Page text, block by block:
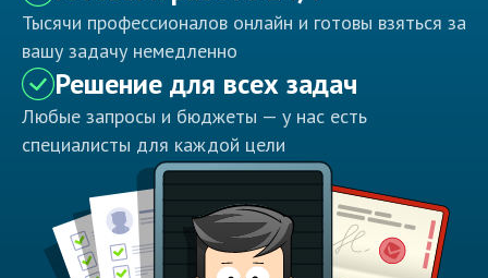
Тысячи профессионалов онлайн и готовы взяться за
вашу задачу немедленно
Решение для всех задач
Любые запросы и бюджеты — у нас есть
специалисты для каждой цели